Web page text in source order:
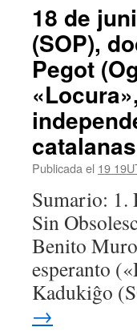
18 de
(SOP),
Pegot
Publicada el 19
Sumario: 1.
Sin
Benito
esperanto
Kadukiĝo
→